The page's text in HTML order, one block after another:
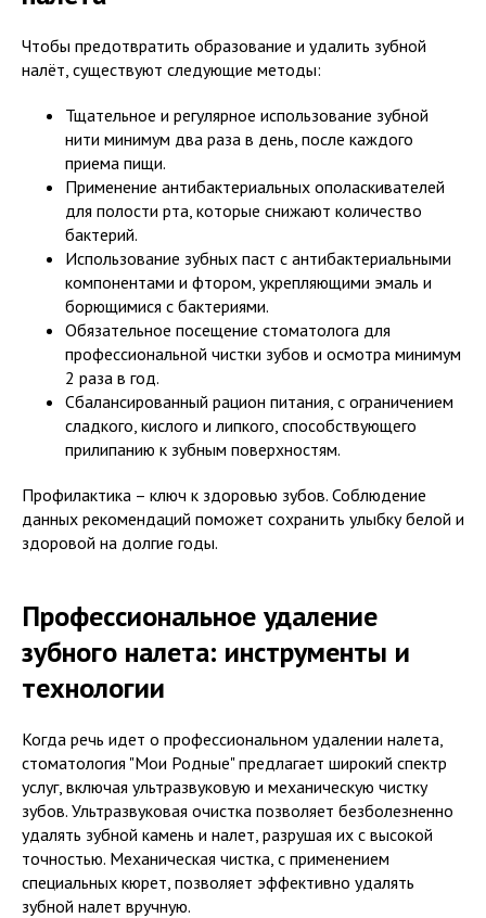
Чтобы предотвратить образование и удалить зубной
налёт, существуют следующие методы:
Тщательное и регулярное использование зубной
нити минимум два раза в день, после каждого
приема пищи.
Применение антибактериальных ополаскивателей
для полости рта, которые снижают количество
бактерий.
Использование зубных паст с антибактериальными
компонентами и фтором, укрепляющими эмаль и
борющимися с бактериями.
Обязательное посещение стоматолога для
профессиональной чистки зубов и осмотра минимум
2 раза в год.
Сбалансированный рацион питания, с ограничением
сладкого, кислого и липкого, способствующего
прилипанию к зубным поверхностям.
Профилактика – ключ к здоровью зубов. Соблюдение
данных рекомендаций поможет сохранить улыбку белой и
здоровой на долгие годы.
Профессиональное удаление
зубного налета: инструменты и
технологии
Когда речь идет о профессиональном удалении налета,
стоматология "Мои Родные" предлагает широкий спектр
услуг, включая ультразвуковую и механическую чистку
зубов. Ультразвуковая очистка позволяет безболезненно
удалять зубной камень и налет, разрушая их с высокой
точностью. Механическая чистка, с применением
специальных кюрет, позволяет эффективно удалять
зубной налет вручную.